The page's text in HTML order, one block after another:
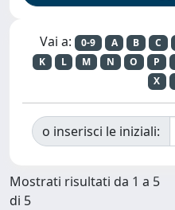
Vai a: 0-9 A B C
K
L M N O P
X
o inserisci le iniziali:
Mostrati risultati da 1 a 5
di 5